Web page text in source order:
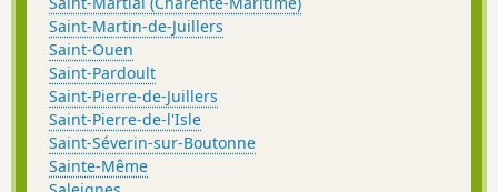
Saint-Martin-de-Juillers
Saint-Ouen
Saint-Pardoult
Saint-Pierre-de-Juillers
Saint-Pierre-de-l'Isle
Saint-Séverin-sur-Boutonne
Sainte-Même